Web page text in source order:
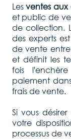
Lesventes aux
et public de
de collection.
des experts
de vente
et définit les
fois
paiement
frais de vente.
Si vous
votre
processus de